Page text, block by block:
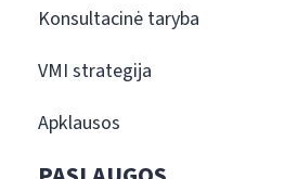
Konsultacinė taryba
VMI strategija
Apklausos